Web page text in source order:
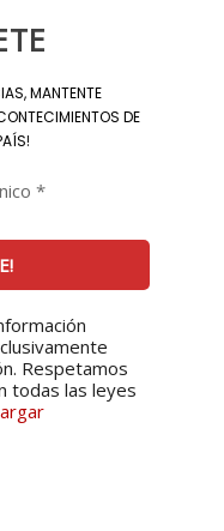
MANTENTE
DE
!
Respetamos
todas las leyes